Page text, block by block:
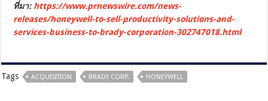
ที่มา: https://www.prnewswire.com/news-
releases/honeywell-to-sell-productivity-solutions-and-
services-business-to-brady-corporation-302747018.html
Tags ACQUISITION BRADY CORP. HONEYWELL